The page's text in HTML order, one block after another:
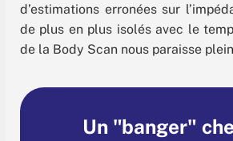
d’estimations erronées sur
de plus en plus isolés avec le
de la Body Scan nous paraisse
Un "banger"